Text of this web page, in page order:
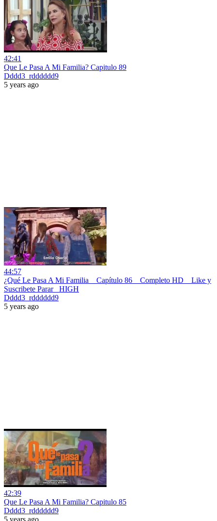
42:41
Que Le Pasa A Mi Familia? Capitulo 89
Dddd3_rdddddd9
5 years ago
44:57
¿Qué Le Pasa A Mi Familia _ Capítulo 86 _ Completo HD _ Like y
Suscribete Parar _HIGH
Dddd3_rdddddd9
5 years ago
42:39
Que Le Pasa A Mi Familia? Capitulo 85
Dddd3_rdddddd9